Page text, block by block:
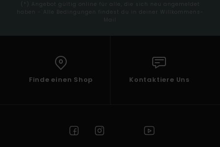
(*) Angebot gültig online für alle, die sich neu angemeldet
haben - Alle Bedingungen findest du in deiner Willkommens-
Mail
Finde einen Shop Kontaktiere Uns